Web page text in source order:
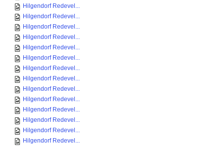
Hilgendorf Redevel...
Hilgendorf Redevel...
Hilgendorf Redevel...
Hilgendorf Redevel...
Hilgendorf Redevel...
Hilgendorf Redevel...
Hilgendorf Redevel...
Hilgendorf Redevel...
Hilgendorf Redevel...
Hilgendorf Redevel...
Hilgendorf Redevel...
Hilgendorf Redevel...
Hilgendorf Redevel...
Hilgendorf Redevel...